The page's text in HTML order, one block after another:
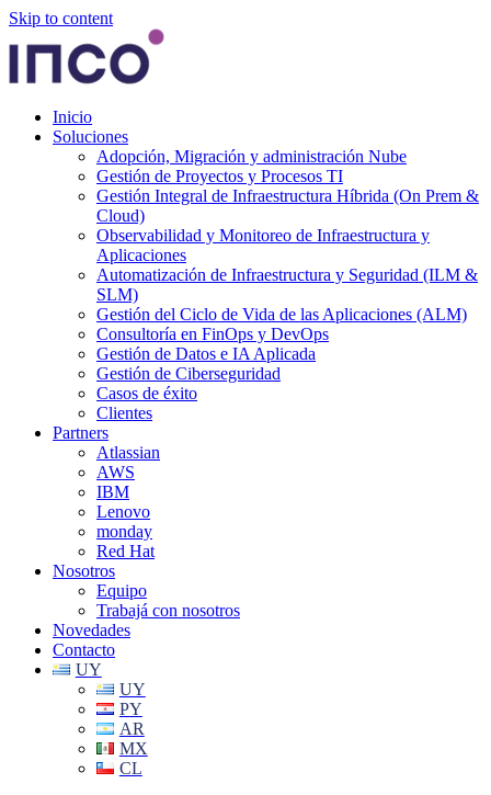
Skip to content
Inicio
Soluciones
Adopción, Migración y administración Nube
Gestión de Proyectos y Procesos TI
Gestión Integral de Infraestructura Híbrida (On Prem &
Cloud)
Observabilidad y Monitoreo de Infraestructura y
Aplicaciones
Automatización de Infraestructura y Seguridad (ILM &
SLM)
Gestión del Ciclo de Vida de las Aplicaciones (ALM)
Consultoría en FinOps y DevOps
Gestión de Datos e IA Aplicada
Gestión de Ciberseguridad
Casos de éxito
Clientes
Partners
Atlassian
AWS
IBM
Lenovo
monday
Red Hat
Nosotros
Equipo
Trabajá con nosotros
Novedades
Contacto
UY
UY
PY
AR
MX
CL